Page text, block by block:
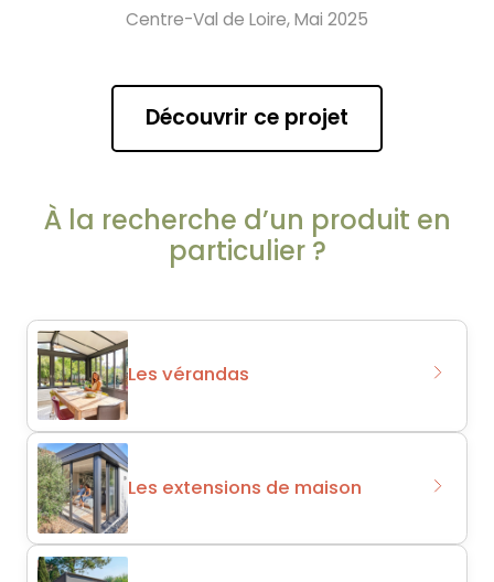
Centre-Val de Loire, Mai 2025
Découvrir ce projet
À la recherche d’un produit en
particulier ?
Les vérandas
Les extensions de maison